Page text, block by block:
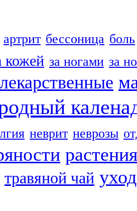
артрит бессоница боль
кожей за ногами за
лекарственные
неврит неврозы
растения
травяной чай уход